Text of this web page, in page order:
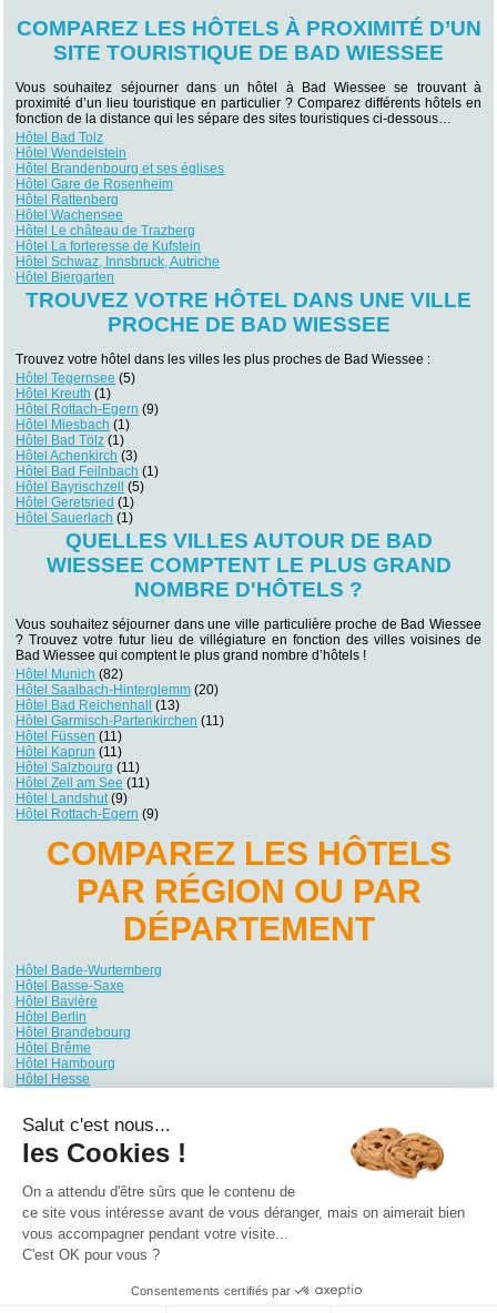
COMPAREZ LES HÔTELS À PROXIMITÉ D’UN
SITE TOURISTIQUE DE BAD WIESSEE
Vous souhaitez séjourner dans un hôtel à Bad Wiessee se trouvant à
proximité d’un lieu touristique en particulier ? Comparez différents hôtels en
fonction de la distance qui les sépare des sites touristiques ci-dessous…
Hôtel Bad Tolz
Hôtel Wendelstein
Hôtel Brandenbourg et ses églises
Hôtel Gare de Rosenheim
Hôtel Rattenberg
Hôtel Wachensee
Hôtel Le château de Trazberg
Hôtel La forteresse de Kufstein
Hôtel Schwaz, Innsbruck, Autriche
Hôtel Biergarten‎
TROUVEZ VOTRE HÔTEL DANS UNE VILLE
PROCHE DE BAD WIESSEE
Trouvez votre hôtel dans les villes les plus proches de Bad Wiessee :
Hôtel Tegernsee (5)
Hôtel Kreuth (1)
Hôtel Rottach-Egern (9)
Hôtel Miesbach (1)
Hôtel Bad Tölz (1)
Hôtel Achenkirch (3)
Hôtel Bad Feilnbach (1)
Hôtel Bayrischzell
(5)
Hôtel Geretsried (1)
Hôtel Sauerlach (1)
QUELLES VILLES AUTOUR DE BAD
WIESSEE COMPTENT LE PLUS GRAND
NOMBRE D'HÔTELS ?
Vous souhaitez séjourner dans une ville particulière proche de Bad Wiessee
? Trouvez votre futur lieu de villégiature en fonction des villes voisines de
Bad Wiessee qui comptent le plus grand nombre d’hôtels !
Hôtel Munich (82)
Hôtel Saalbach-Hinterglemm (20)
Hôtel Bad Reichenhall
(13)
Hôtel Garmisch-Partenkirchen (11)
Hôtel Füssen (11)
Hôtel Kaprun (11)
Hôtel Salzbourg (11)
Hôtel Zell am See (11)
Hôtel Landshut(9)
Hôtel Rottach-Egern (9)
COMPAREZ LES HÔTELS
PAR RÉGION OU PAR
DÉPARTEMENT
Hôtel Bade-Wurtemberg
Hôtel Basse-Saxe
Hôtel Bavière
Hôtel Berlin
Hôtel Brandebourg
Hôtel Brême
Hôtel Hambourg
Hôtel Hesse
Hôtel Rhénanie-Palatinat
Hôtel Sarre
Hôtel Saxe
Hôtel Schleswig-Holstein
Hôtel Thuringe
Qui sommes nous ? |Contactez-nous
Salut c'est nous...
les Cookies !
On a attendu d'être sûrs que le contenu de
ce site vous intéresse avant de vous déranger, mais on aimerait bien
vous accompagner pendant votre visite...
C'est OK pour vous ?
Consentements certifiés par